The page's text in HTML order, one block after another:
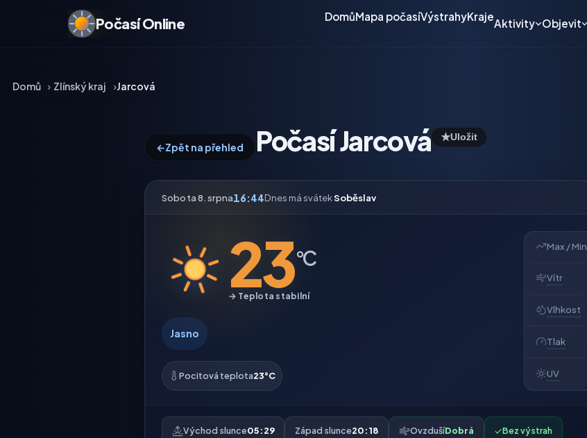
Počasí Online DomůMapa počasíVýstrahyKraje
Aktivity Objevit
Domů Zlínský kraj Jarcová
←Zpět na přehled Počasí Jarcová ★Uložit
Sobota 8. srpna16:44Dnes má svátekSoběslav
23°C
→ Teplota stabilní
Jasno
Pocitová teplota23°C
Max / Min
Vítr
Vlhkost
Tlak
UV
Východ slunce05:29 Západ slunce20:18 OvzdušíDobrá ✓Bez výstrah